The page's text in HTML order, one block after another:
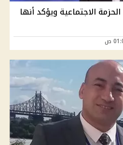
الاجتماعية ويؤكد أنها